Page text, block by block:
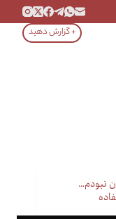
+ گزارش دهید
نبودم…